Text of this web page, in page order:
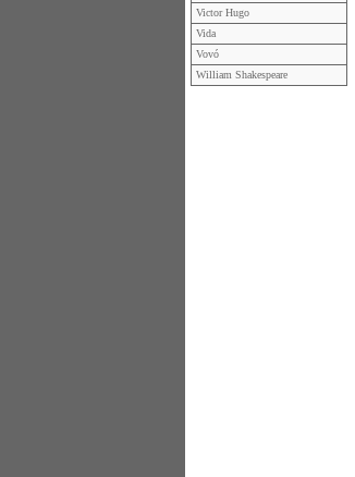
Victor Hugo
Vida
Vovó
William Shakespeare